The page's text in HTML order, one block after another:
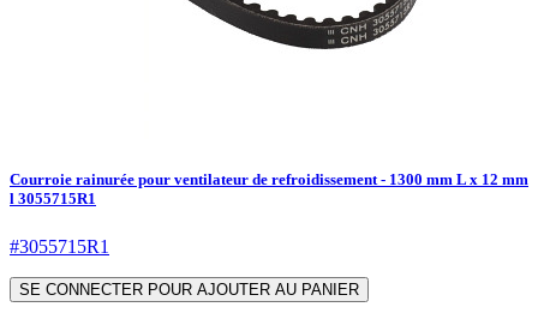
Courroie rainurée pour ventilateur de refroidissement - 1300 mm L x 12 mm
l 3055715R1
#3055715R1
SE CONNECTER POUR AJOUTER AU PANIER